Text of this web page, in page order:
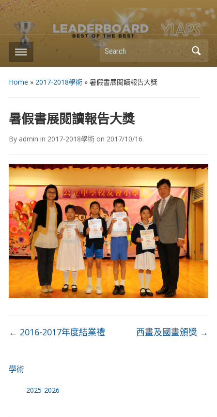
Search
Home » 2017-2018學術» 暑假書展閱讀報告大獎
學術
2025-2026
暑假書展閱讀報告大獎
By admin in 2017-2018學術on 2017/10/16.
← 2016-2017年度結業禮 西畫及國畫頒獎 →